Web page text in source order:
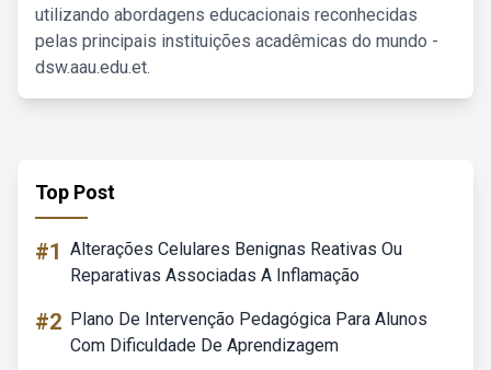
utilizando abordagens educacionais reconhecidas
pelas principais instituições acadêmicas do mundo -
dsw.aau.edu.et.
Top Post
#1 Alterações Celulares Benignas Reativas Ou
Reparativas Associadas A Inflamação
#2 Plano De Intervenção Pedagógica Para Alunos
Com Dificuldade De Aprendizagem